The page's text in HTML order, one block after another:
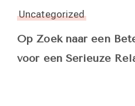
Uncategorized
Op Zoek naar een
voor een Serieuze